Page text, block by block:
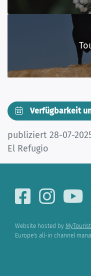
Verfügbarkeit
publiziert 28-07-
El Refugio
Website hosted by
Europe's all-in channel